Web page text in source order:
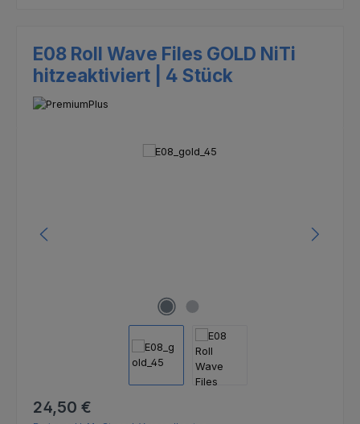
E08 Roll Wave Files GOLD NiTi
hitzeaktiviert | 4 Stück
Bildergalerie überspringen
Regulärer Preis:
24,50 €